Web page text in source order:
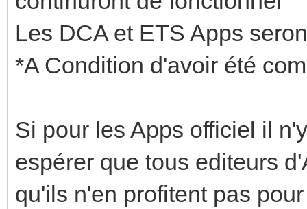
Les DCA et ETS Apps
*A Condition d'avoir été
Si pour les Apps officiel il
espérer que tous editeurs
qu'ils n'en profitent pas